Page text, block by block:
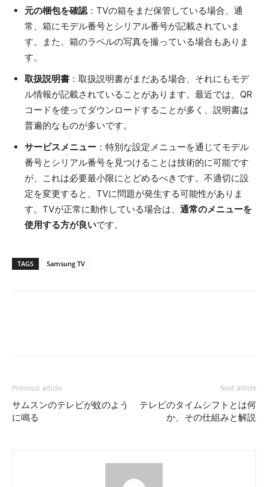
元の梱包を確認：TVの箱をまだ保管している場合、通
常、箱にモデル番号とシリアル番号が記載されていま
す。また、箱のラベルの写真を撮っている場合もありま
す。
取扱説明書 ：取扱説明書がまだある場合、それにもモデ
ル情報が記載されていることがあります。最近では、QR
コードを使ってダウンロードすることが多く、説明書は
普遍的なものが多いです。
サービスメニュー ：特別な設定メニューを通じてモデル
番号とシリアル番号を見つけることは技術的に可能です
が、これは必要最小限にとどめるべきです。不適切に設
定を変更すると、TVに問題が発生する可能性がありま
す。TVが正常に動作している場合は、 通常のメニューを
使用する方が良いです。
TAGS Samsung TV
Previous article
サムスンのテレビが蚊のよう
に鳴る
Next article
テレビのタイムシフトとは何
か、その仕組みと解説